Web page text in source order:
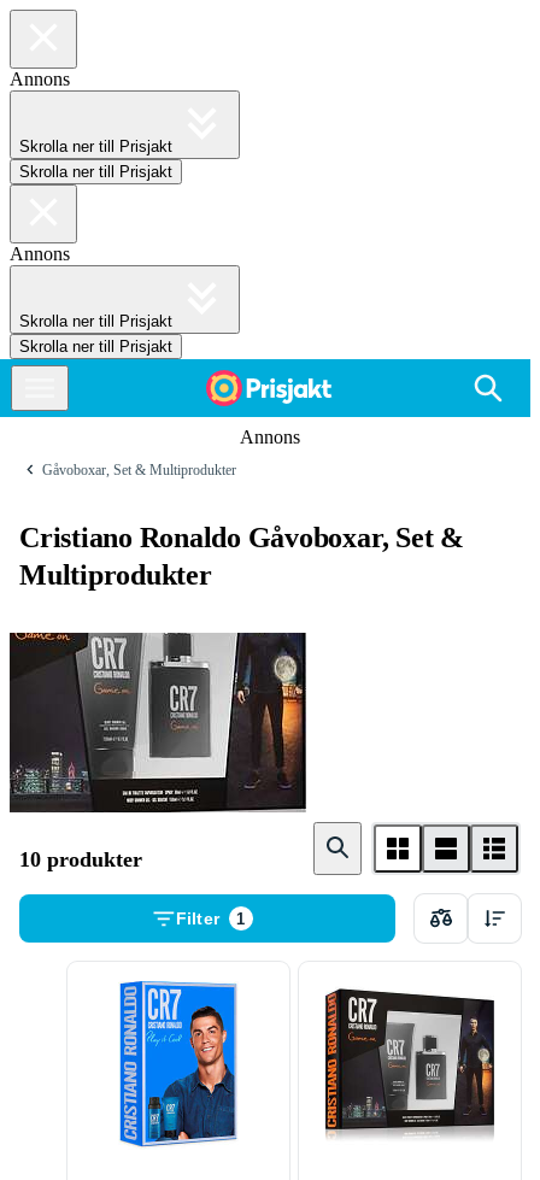
Annons
Skrolla ner till Prisjakt
Skrolla ner till Prisjakt
Annons
Skrolla ner till Prisjakt
Skrolla ner till Prisjakt
Annons
Gåvoboxar, Set & Multiprodukter
Cristiano Ronaldo Gåvoboxar, Set &
Multiprodukter
10 produkter
Filter 1